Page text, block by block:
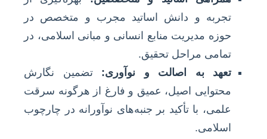
تجربه و دانش اساتید مجرب و متخصص در
حوزه مدیریت منابع انسانی و مبانی اسلامی، در
تمامی مراحل تحقیق.
تعهد به اصالت و نوآوری: تضمین نگارش
محتوایی اصیل، عمیق و فارغ از هرگونه سرقت
علمی، با تأکید بر جنبه‌های نوآورانه در چارچوب
اسلامی.